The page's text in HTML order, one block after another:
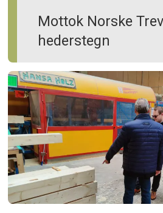
Mottok Norske
hederstegn